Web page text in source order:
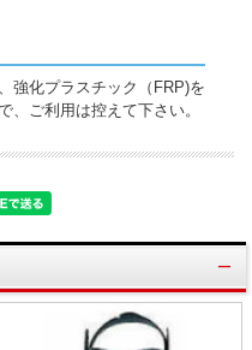
強化プラスチック（FRP)を
、ご利用は控えて下さい。